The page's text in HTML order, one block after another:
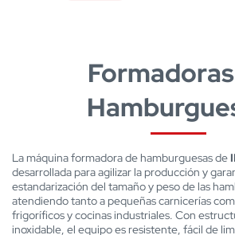
La máquina formadora de hamburguesas de
desarrollada para agilizar la producción y
estandarización del tamaño y peso de las
atendiendo tanto a pequeñas carnicerías
frigoríficos y cocinas industriales. Con
inoxidable, el equipo es resistente, fácil de